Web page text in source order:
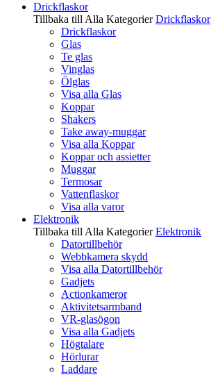
Drickflaskor
Tillbaka till Alla Kategorier Drickflaskor
Drickflaskor
Glas
Te glas
Vinglas
Ölglas
Visa alla Glas
Koppar
Shakers
Take away-muggar
Visa alla Koppar
Koppar och assietter
Muggar
Termosar
Vattenflaskor
Visa alla varor
Elektronik
Tillbaka till Alla Kategorier Elektronik
Datortillbehör
Webbkamera skydd
Visa alla Datortillbehör
Gadjets
Actionkameror
Aktivitetsarmband
VR-glasögon
Visa alla Gadjets
Högtalare
Hörlurar
Laddare